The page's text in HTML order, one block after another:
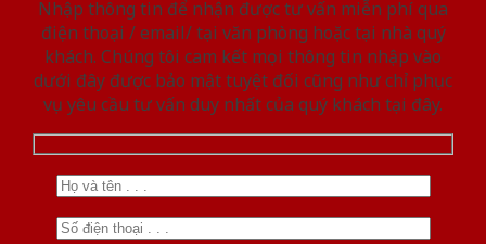
Nhập thông tin để nhận được tư vấn miễn phí qua
điện thoại / email/ tại văn phòng hoặc tại nhà quý
khách. Chúng tôi cam kết mọi thông tin nhập vào
dưới đây được bảo mật tuyệt đối cũng như chỉ phục
vụ yêu cầu tư vấn duy nhất của quý khách tại đây.